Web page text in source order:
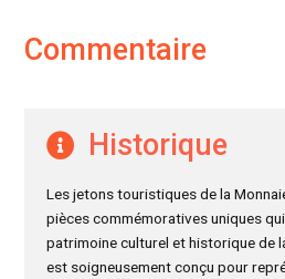
Commentaire
Historique
Les jetons touristiques de la
pièces commémoratives uniques
patrimoine culturel et historique de
est soigneusement conçu pour